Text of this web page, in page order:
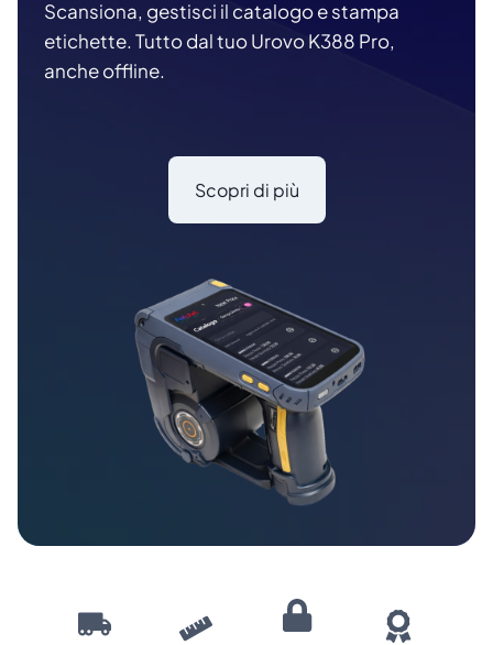
Scansiona, gestisci il catalogo e stampa
etichette. Tutto dal tuo Urovo K388 Pro,
anche offline.
Scopri di più